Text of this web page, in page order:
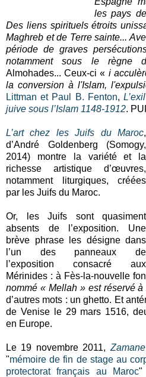
les pays
Des liens spirituels étroits
Maghreb et de Terre sainte...
période de graves
notamment sous le règne
Almohades... Ceux-ci « i
la conversion à l'Islam,
Littman et Paul B. Fenton,
juive sous l’Islam 1148-1912.
L’art chez les Juifs du Maroc,
d’André Goldenberg (Somogy,
2014) montre la variété et la
richesse artistique d’œuvres,
notamment liturgiques, créées
par les Juifs du Maroc.
Or, les Juifs sont quasiment
absents de l’exposition. Une
brève phrase les désigne dans
l’un des panneaux de
l’exposition consacré aux
Mérinides : à Fès-la-nouvelle
nommé « Mellah » est réservé
d’autres mots : un ghetto. Et
de Venise le 29 mars 1516,
en Europe.
Le 19 novembre 2011,
"mémoire de fin de stage au
protectorat français au Maroc"